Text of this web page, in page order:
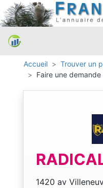
Accueil Trouver un
Faire une
1420 av